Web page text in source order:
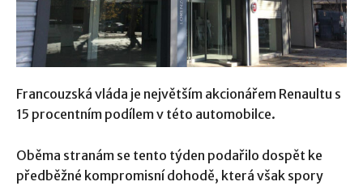
Francouzská vláda je největším akcionářem Renaultu s
15 procentním podílem v této automobilce.
Oběma stranám se tento týden podařilo dospět ke
předběžné kompromisní dohodě, která však spory